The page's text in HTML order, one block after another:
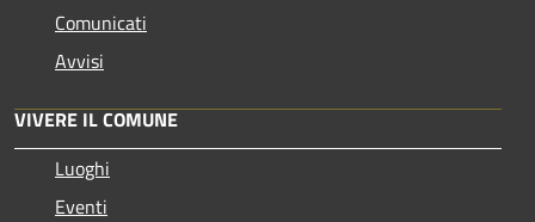
Comunicati
Avvisi
VIVERE IL COMUNE
Luoghi
Eventi